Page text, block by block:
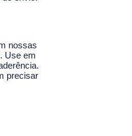
nossas
Use em
precisar